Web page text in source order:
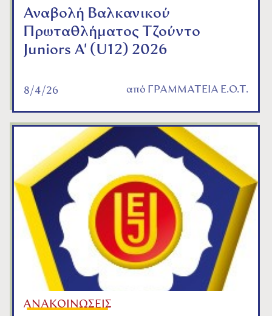
Αναβολή Βαλκανικού
Πρωταθλήματος Τζούντο
Juniors A' (U12) 2026
8/4/26 από ΓΡΑΜΜΑΤΕΙΑ Ε.Ο.Τ.
ΑΝΑΚΟΙΝΩΣΕΙΣ